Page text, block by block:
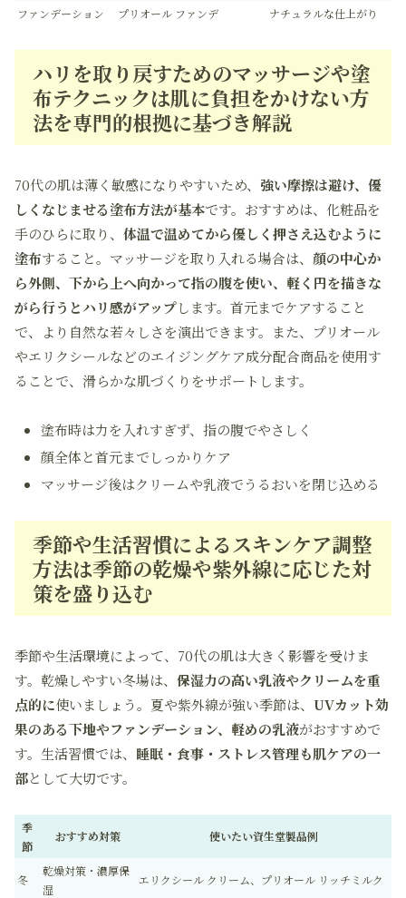
ファンデーション
プリオール ファンデ ナチュラルな仕上がり
ハリを取り戻すためのマッサージや塗
布テクニックは肌に負担をかけない方
法を専門的根拠に基づき解説
70代の肌は薄く敏感になりやすいため、 強い摩擦は避け、優
しくなじませる塗布方法が基本です。おすすめは、化粧品を
手のひらに取り、 体温で温めてから優しく押さえ込むように
塗布すること。マッサージを取り入れる場合は、 顔の中心か
ら外側、下から上へ向かって指の腹を使い、軽く円を描きな
がら行うとハリ感がアップします。首元までケアすること
で、より自然な若々しさを演出できます。また、プリオール
やエリクシールなどのエイジングケア成分配合商品を使用す
ることで、滑らかな肌づくりをサポートします。
塗布時は力を入れすぎず、指の腹でやさしく
顔全体と首元までしっかりケア
マッサージ後はクリームや乳液でうるおいを閉じ込める
季節や生活習慣によるスキンケア調整
方法は季節の乾燥や紫外線に応じた対
策を盛り込む
季節や生活環境によって、70代の肌は大きく影響を受けま
す。乾燥しやすい冬場は、 保湿力の高い乳液やクリームを重
点的に使いましょう。夏や紫外線が強い季節は、 UVカット効
果のある下地やファンデーション、軽めの乳液がおすすめで
す。生活習慣では、 睡眠・食事・ストレス管理も肌ケアの一
部として大切です。
季
節
おすすめ対策 使いたい資生堂製品例
冬
乾燥対策・濃厚保
湿
エリクシール クリーム、プリオール リッチミルク